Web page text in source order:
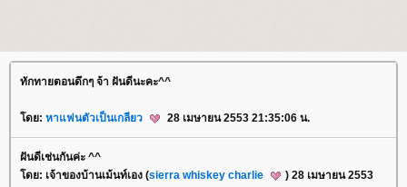
ทักทายตอนดึกๆ จ้า ฝันดีนะคะ^^
ดย: หาแฟนตัวเป็นเกลียว 28 เมษายน 2553 21:35:06 น.
ฝันดีเช่นกันค่ะ ^^
ดย: เจ้าของบ้านเม้นท์เอง (sierra whiskey charlie
) 28 เมษายน 2553